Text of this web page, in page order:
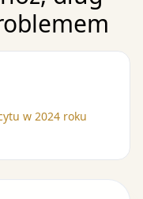
w 2024 roku